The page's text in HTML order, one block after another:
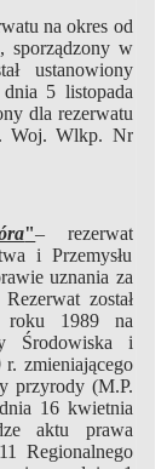
na okres od
sporządzony w
ustanowiony
5 listopada
dla rezerwatu
Woj. Wlkp. Nr
"– rezerwat
i Przemysłu
uznania za
został
roku 1989 na
Środowiska i
zmieniającego
przyrody (M.P.
16 kwietnia
aktu prawa
Regionalnego